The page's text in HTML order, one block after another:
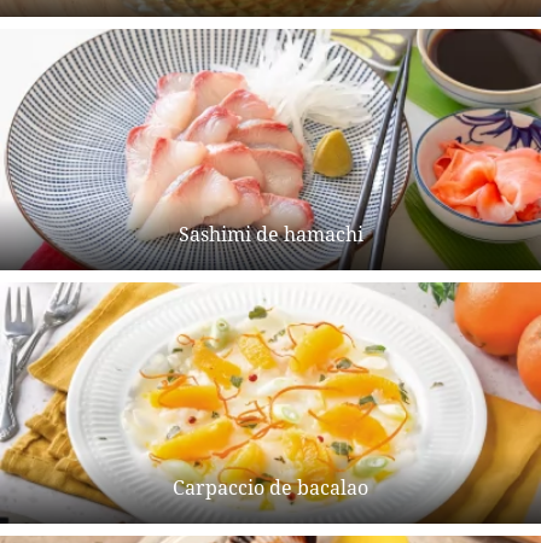
Sashimi de hamachi
Carpaccio de bacalao